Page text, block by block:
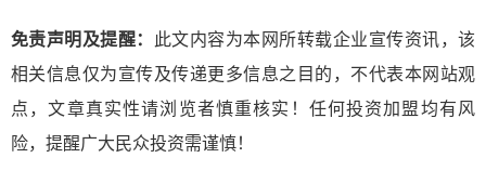
免责声明及提醒：
此文内容为本网所转载企业宣传资讯，该
相关信息仅为宣传及传递更多信息之目的，不代表本网站观
点，文章真实性请浏览者慎重核实！任何投资加盟均有风
险，提醒广大民众投资需谨慎！